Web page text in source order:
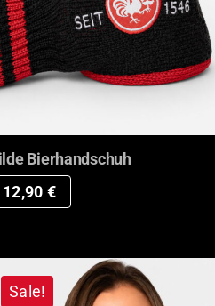
Bierhandschuh
12,90 €
Sale!